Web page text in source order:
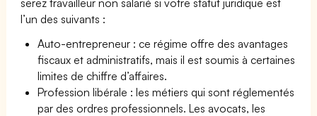
l’un des suivants :
Auto-entrepreneur : ce régime offre des avantages
fiscaux et administratifs, mais il est soumis à certaines
limites de chiffre d’affaires.
Profession libérale : les métiers qui sont réglementés
par des ordres professionnels. Les avocats, les